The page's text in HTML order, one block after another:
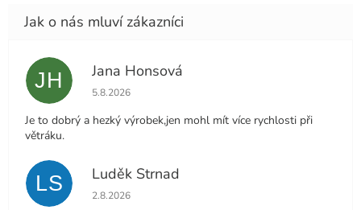
JH Jana Honsová
Hodnocení obchodu je 5 z 5 hvězdiček.
5.8.2026
Je to dobrý a hezký výrobek,jen mohl mít více rychlosti při
větráku.
LS Luděk Strnad
Hodnocení obchodu je 5 z 5 hvězdiček.
2.8.2026